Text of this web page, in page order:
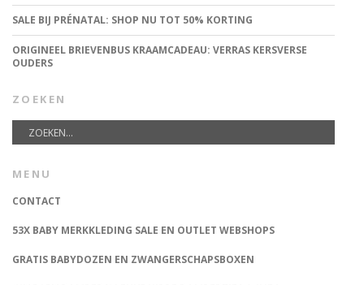
SALE BIJ PRÉNATAL: SHOP NU TOT 50% KORTING
ORIGINEEL BRIEVENBUS KRAAMCADEAU: VERRAS KERSVERSE
OUDERS
ZOEKEN
MENU
CONTACT
53X BABY MERKKLEDING SALE EN OUTLET WEBSHOPS
GRATIS BABYDOZEN EN ZWANGERSCHAPSBOXEN